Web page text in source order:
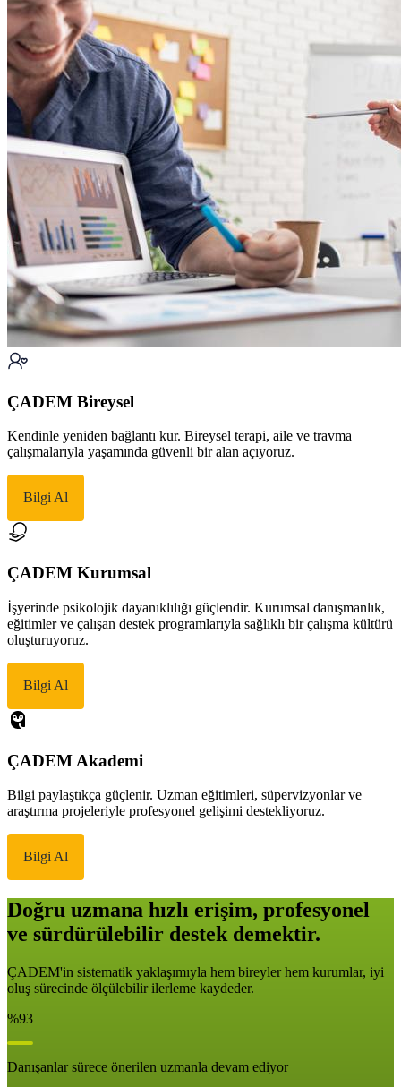
ÇADEM Bireysel
Kendinle yeniden bağlantı kur. Bireysel terapi, aile ve travma
çalışmalarıyla yaşamında güvenli bir alan açıyoruz.
Bilgi Al
ÇADEM Kurumsal
İşyerinde psikolojik dayanıklılığı güçlendir. Kurumsal danışmanlık,
eğitimler ve çalışan destek programlarıyla sağlıklı bir çalışma kültürü
oluşturuyoruz.
Bilgi Al
ÇADEM Akademi
Bilgi paylaştıkça güçlenir. Uzman eğitimleri, süpervizyonlar ve
araştırma projeleriyle profesyonel gelişimi destekliyoruz.
Bilgi Al
Doğru uzmana hızlı erişim, profesyonel
ve sürdürülebilir destek demektir.
ÇADEM'in sistematik yaklaşımıyla hem bireyler hem kurumlar, iyi
oluş sürecinde ölçülebilir ilerleme kaydeder.
%93
Danışanlar sürece önerilen uzmanla devam ediyor